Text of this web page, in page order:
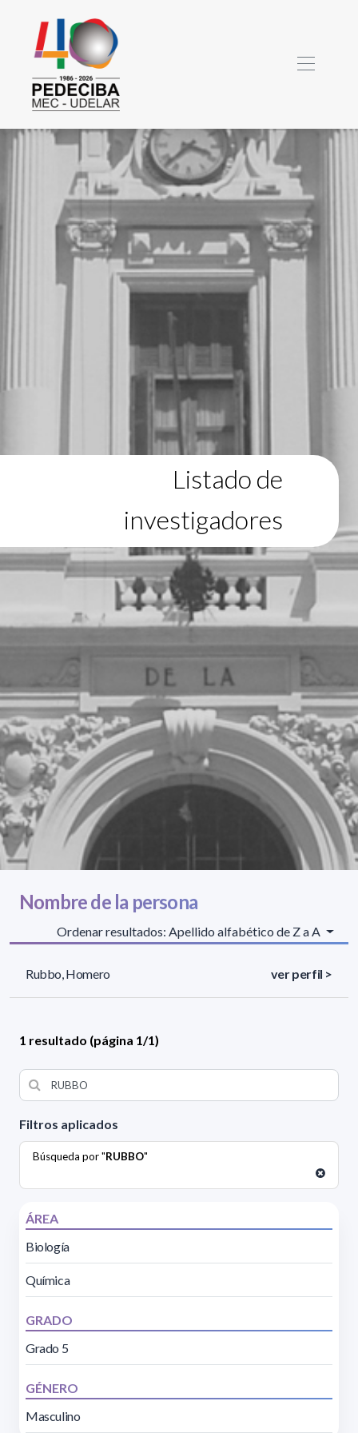
Listado de
investigadores
Filtros aplicados
Búsqueda por "RUBBO"
ÁREA
Biología
Química
GRADO
Grado 5
GÉNERO
Masculino
Nombre de la persona
Ordenar resultados: Apellido alfabético de Z a A
Rubbo, Homero ver perfil >
1 resultado (página 1/1)